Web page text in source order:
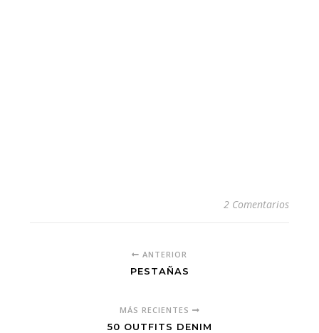
2 Comentarios
ANTERIOR
PESTAÑAS
MÁS RECIENTES
50 OUTFITS DENIM